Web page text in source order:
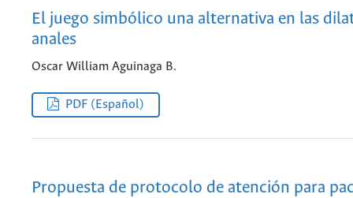
El juego simbólico una alternativa en las
anales
Oscar William Aguinaga B.
PDF (Español)
Propuesta de protocolo de atención para